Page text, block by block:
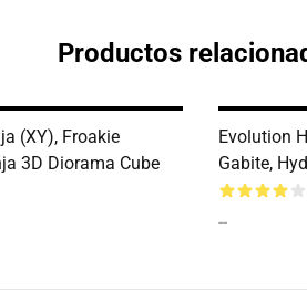
Productos
(XY), Froakie
3D Diorama Cube
Evolution
Gabite,
--